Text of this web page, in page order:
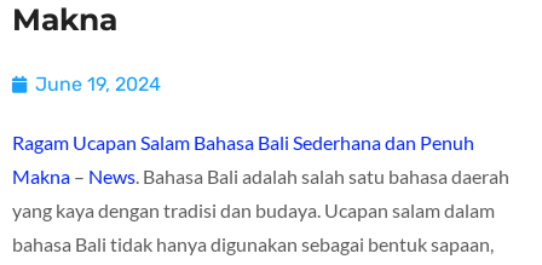
Makna
June 19, 2024
Ragam Ucapan Salam Bahasa Bali Sederhana dan Penuh
Makna – News. Bahasa Bali adalah salah satu bahasa daerah
yang kaya dengan tradisi dan budaya. Ucapan salam dalam
bahasa Bali tidak hanya digunakan sebagai bentuk sapaan,